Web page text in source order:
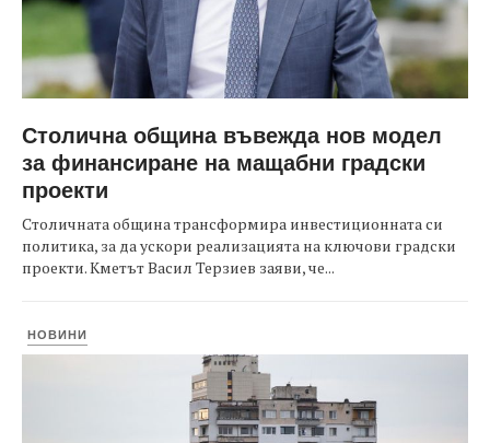
Столична община въвежда нов модел
за финансиране на мащабни градски
проекти
Столичната община трансформира инвестиционната си
политика, за да ускори реализацията на ключови градски
проекти. Кметът Васил Терзиев заяви, че...
НОВИНИ